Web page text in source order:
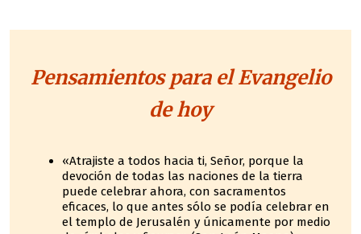
Pensamientos para el Evangelio
de hoy
«Atrajiste a todos hacia ti, Señor, porque la
devoción de todas las naciones de la tierra
puede celebrar ahora, con sacramentos
eficaces, lo que antes sólo se podía celebrar en
el templo de Jerusalén y únicamente por medio